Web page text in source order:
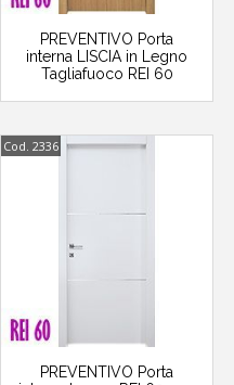
PREVENTIVO Porta
interna LISCIA in Legno
Tagliafuoco REI 60
Cod. 2336
PREVENTIVO Porta